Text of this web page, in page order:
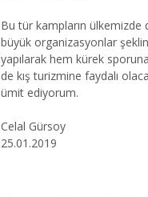
Bu tür kampların ülkemizde
büyük organizasyonlar
yapılarak hem kürek
de kış turizmine faydalı
ümit ediyorum.
Celal Gürsoy
25.01.2019